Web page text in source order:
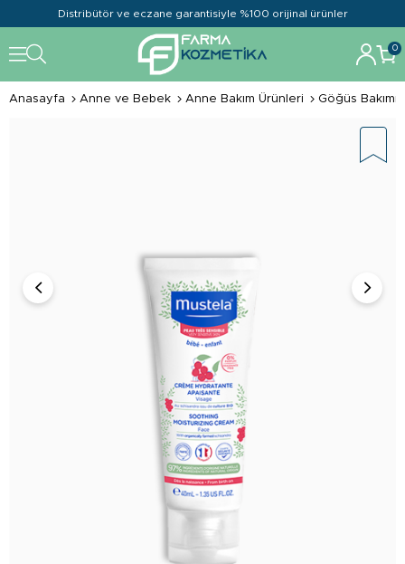
Distribütör ve eczane garantisiyle %100 orijinal ürünler
0
Anasayfa Anne ve Bebek Anne Bakım Ürünleri Göğüs Bakımı